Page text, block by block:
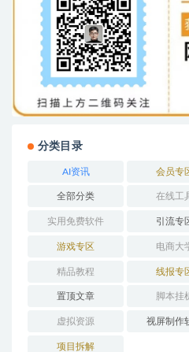
分类目录
AI资讯 会员专
全部分类 在线工
实用免费软件 引流专
游戏专区 电商大
精品教程 线报专
置顶文章 脚本挂
虚拟资源 视屏制作
项目拆解